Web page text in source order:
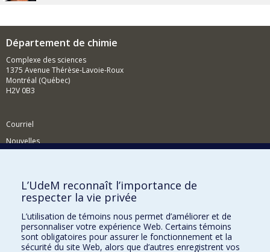
Département de chimie
Complexe des sciences
1375 Avenue Thérèse-Lavoie-Roux
Montréal (Québec)
H2V 0B3
Courriel
Nouvelles
Comment soutenir le Département?
BESOIN D'AIDE?
Plan du site
Signaler une erreur
L’UdeM reconnaît l’importance de
respecter la vie privée
L’utilisation de témoins nous permet d’améliorer et de
personnaliser votre expérience Web. Certains témoins
sont obligatoires pour assurer le fonctionnement et la
sécurité du site Web, alors que d’autres enregistrent vos